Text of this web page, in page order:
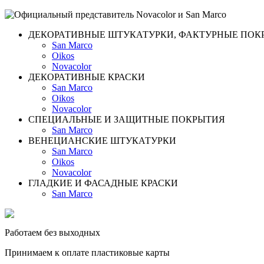
ДЕКОРАТИВНЫЕ ШТУКАТУРКИ, ФАКТУРНЫЕ
San Marco
Oikos
Novacolor
ДЕКОРАТИВНЫЕ КРАСКИ
San Marco
Oikos
Novacolor
СПЕЦИАЛЬНЫЕ И ЗАЩИТНЫЕ ПОКРЫТИЯ
San Marco
ВЕНЕЦИАНСКИЕ ШТУКАТУРКИ
San Marco
Oikos
Novacolor
ГЛАДКИЕ И ФАСАДНЫЕ КРАСКИ
San Marco
Работаем без выходных
Принимаем к оплате пластиковые карты